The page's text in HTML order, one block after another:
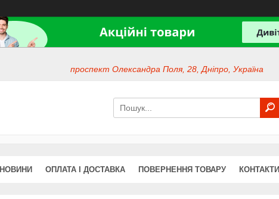
проспект Олександра Поля, 28, Дніпро, Україна
НОВИНИ ОПЛАТА І ДОСТАВКА ПОВЕРНЕННЯ ТОВАРУ КОНТАКТИ